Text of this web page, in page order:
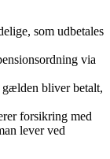
som udbetales
via
bliver betalt,
forsikring med
lever ved